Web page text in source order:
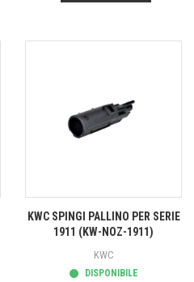
KWC SPINGI PALLINO PER SERIE
1911 (KW-NOZ-1911)
KWC
DISPONIBILE